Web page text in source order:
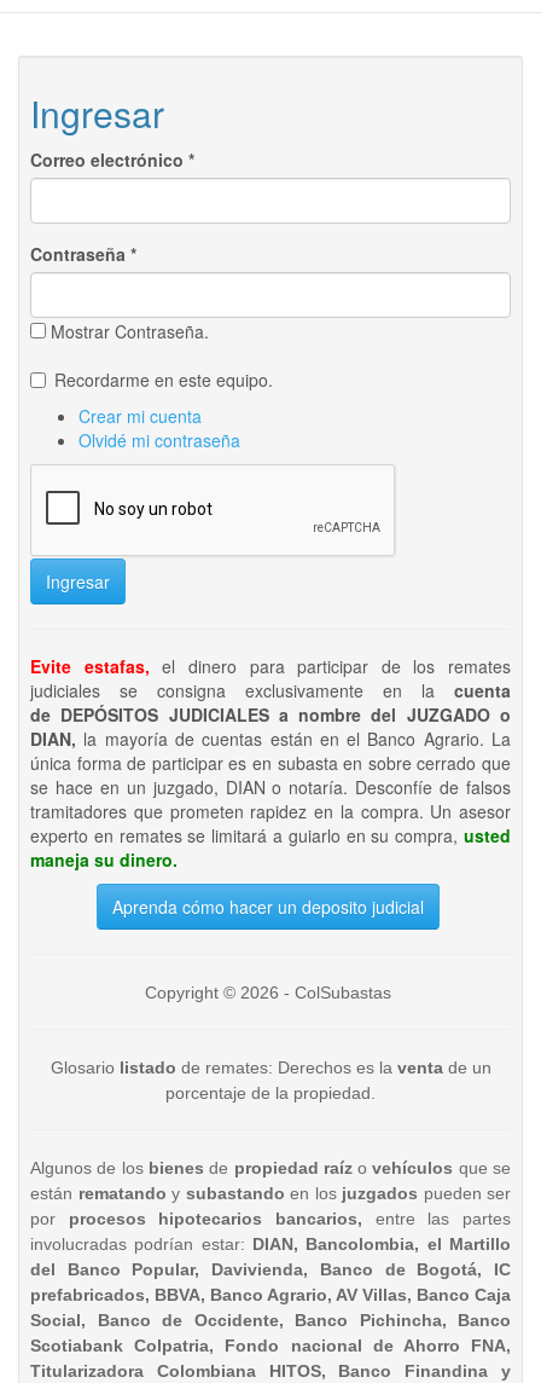
Ingresar
Correo electrónico *
Contraseña *
Mostrar Contraseña.
Recordarme en este equipo.
Crear mi cuenta
Olvidé mi contraseña
Ingresar
Evite estafas, el dinero para participar de los remates
judiciales se consigna exclusivamente en la cuenta
de DEPÓSITOS JUDICIALES a nombre del JUZGADO o
DIAN, la mayoría de cuentas están en el Banco Agrario. La
única forma de participar es en subasta en sobre cerrado que
se hace en un juzgado, DIAN o notaría. Desconfíe de falsos
tramitadores que prometen rapidez en la compra. Un asesor
experto en remates se limitará a guiarlo en su compra, usted
maneja su dinero.
Aprenda cómo hacer un deposito judicial
Copyright © 2026 - ColSubastas
Glosario listado de remates: Derechos es la ventade un
porcentaje de la propiedad.
Algunos de los bienesde propiedad raízo vehículos que se
están rematando y subastando en los juzgados pueden ser
por procesos hipotecarios bancarios, entre las partes
involucradas podrían estar: DIAN, Bancolombia, el Martillo
del Banco Popular, Davivienda, Banco de Bogotá, IC
prefabricados, BBVA, Banco Agrario, AV Villas, Banco Caja
Social, Banco de Occidente, Banco Pichincha, Banco
Scotiabank Colpatria, Fondo nacional de Ahorro FNA,
Titularizadora Colombiana HITOS, Banco Finandina y